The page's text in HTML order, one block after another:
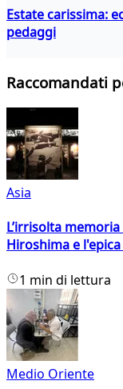
Estate carissima:
pedaggi
Raccomandati
Asia
L’irrisolta
Hiroshima e
1 min di lettura
Medio Oriente